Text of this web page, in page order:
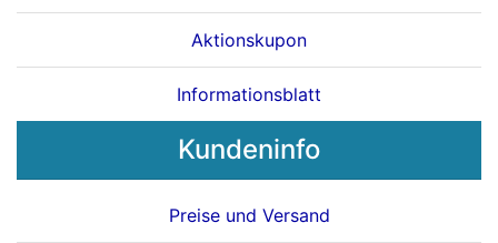
Aktionskupon
Informationsblatt
Kundeninfo
Preise und Versand